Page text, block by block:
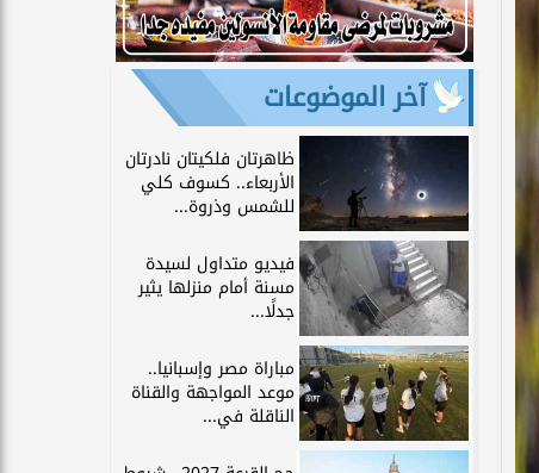
آخر الموضوعات
ظاهرتان فلكيتان نادرتان
الأربعاء.. كسوف كلي
للشمس وذروة...
فيديو متداول لسيدة
مسنة أمام منزلها يثير
جدلًا...
مباراة مصر وإسبانيا..
موعد المواجهة والقناة
الناقلة في...